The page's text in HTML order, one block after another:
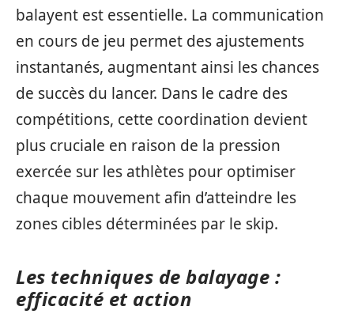
balayent est essentielle. La communication
en cours de jeu permet des ajustements
instantanés, augmentant ainsi les chances
de succès du lancer. Dans le cadre des
compétitions, cette coordination devient
plus cruciale en raison de la pression
exercée sur les athlètes pour optimiser
chaque mouvement afin d’atteindre les
zones cibles déterminées par le skip.
Les techniques de balayage :
efficacité et action